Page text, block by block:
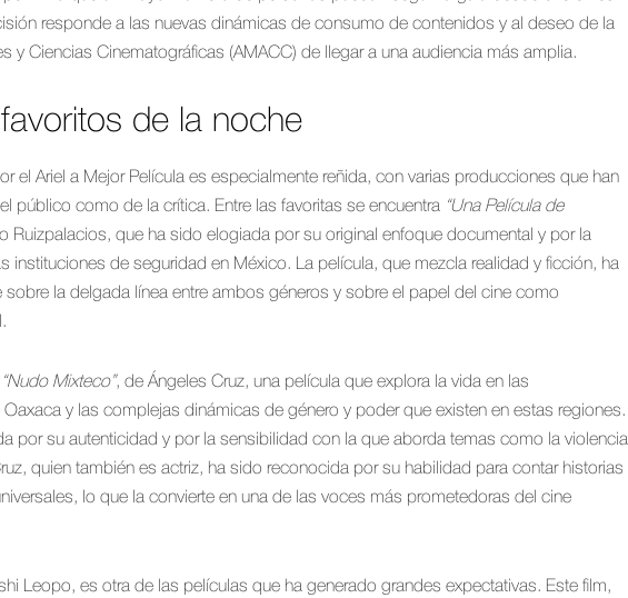
responde a las nuevas dinámicas de consumo de contenidos y al deseo de la
y Ciencias Cinematográficas (AMACC) de llegar a una audiencia más amplia.
de la noche
el Ariel a Mejor Película es especialmente reñida, con varias producciones que han
público como de la crítica. Entre las favoritas se encuentra “Una Película de
Ruizpalacios, que ha sido elogiada por su original enfoque documental y por la
instituciones de seguridad en México. La película, que mezcla realidad y ficción, ha
la delgada línea entre ambos géneros y sobre el papel del cine como
“Nudo Mixteco”, de Ángeles Cruz, una película que explora la vida en las
y las complejas dinámicas de género y poder que existen en estas regiones.
por su autenticidad y por la sensibilidad con la que aborda temas como la violencia
quien también es actriz, ha sido reconocida por su habilidad para contar historias
lo que la convierte en una de las voces más prometedoras del cine
Leopo, es otra de las películas que ha generado grandes expectativas. Este film,